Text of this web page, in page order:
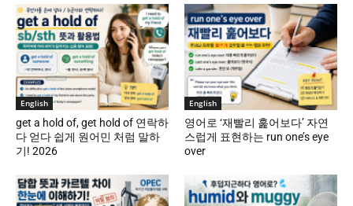
English
get a hold of, get hold of 연락하
다 얻다 쉽게 원어민 처럼 말하
기! 2026
English
영어로 ‘재빨리 훑어보다’ 자연
스럽게 표현하는 run one’s eye
over